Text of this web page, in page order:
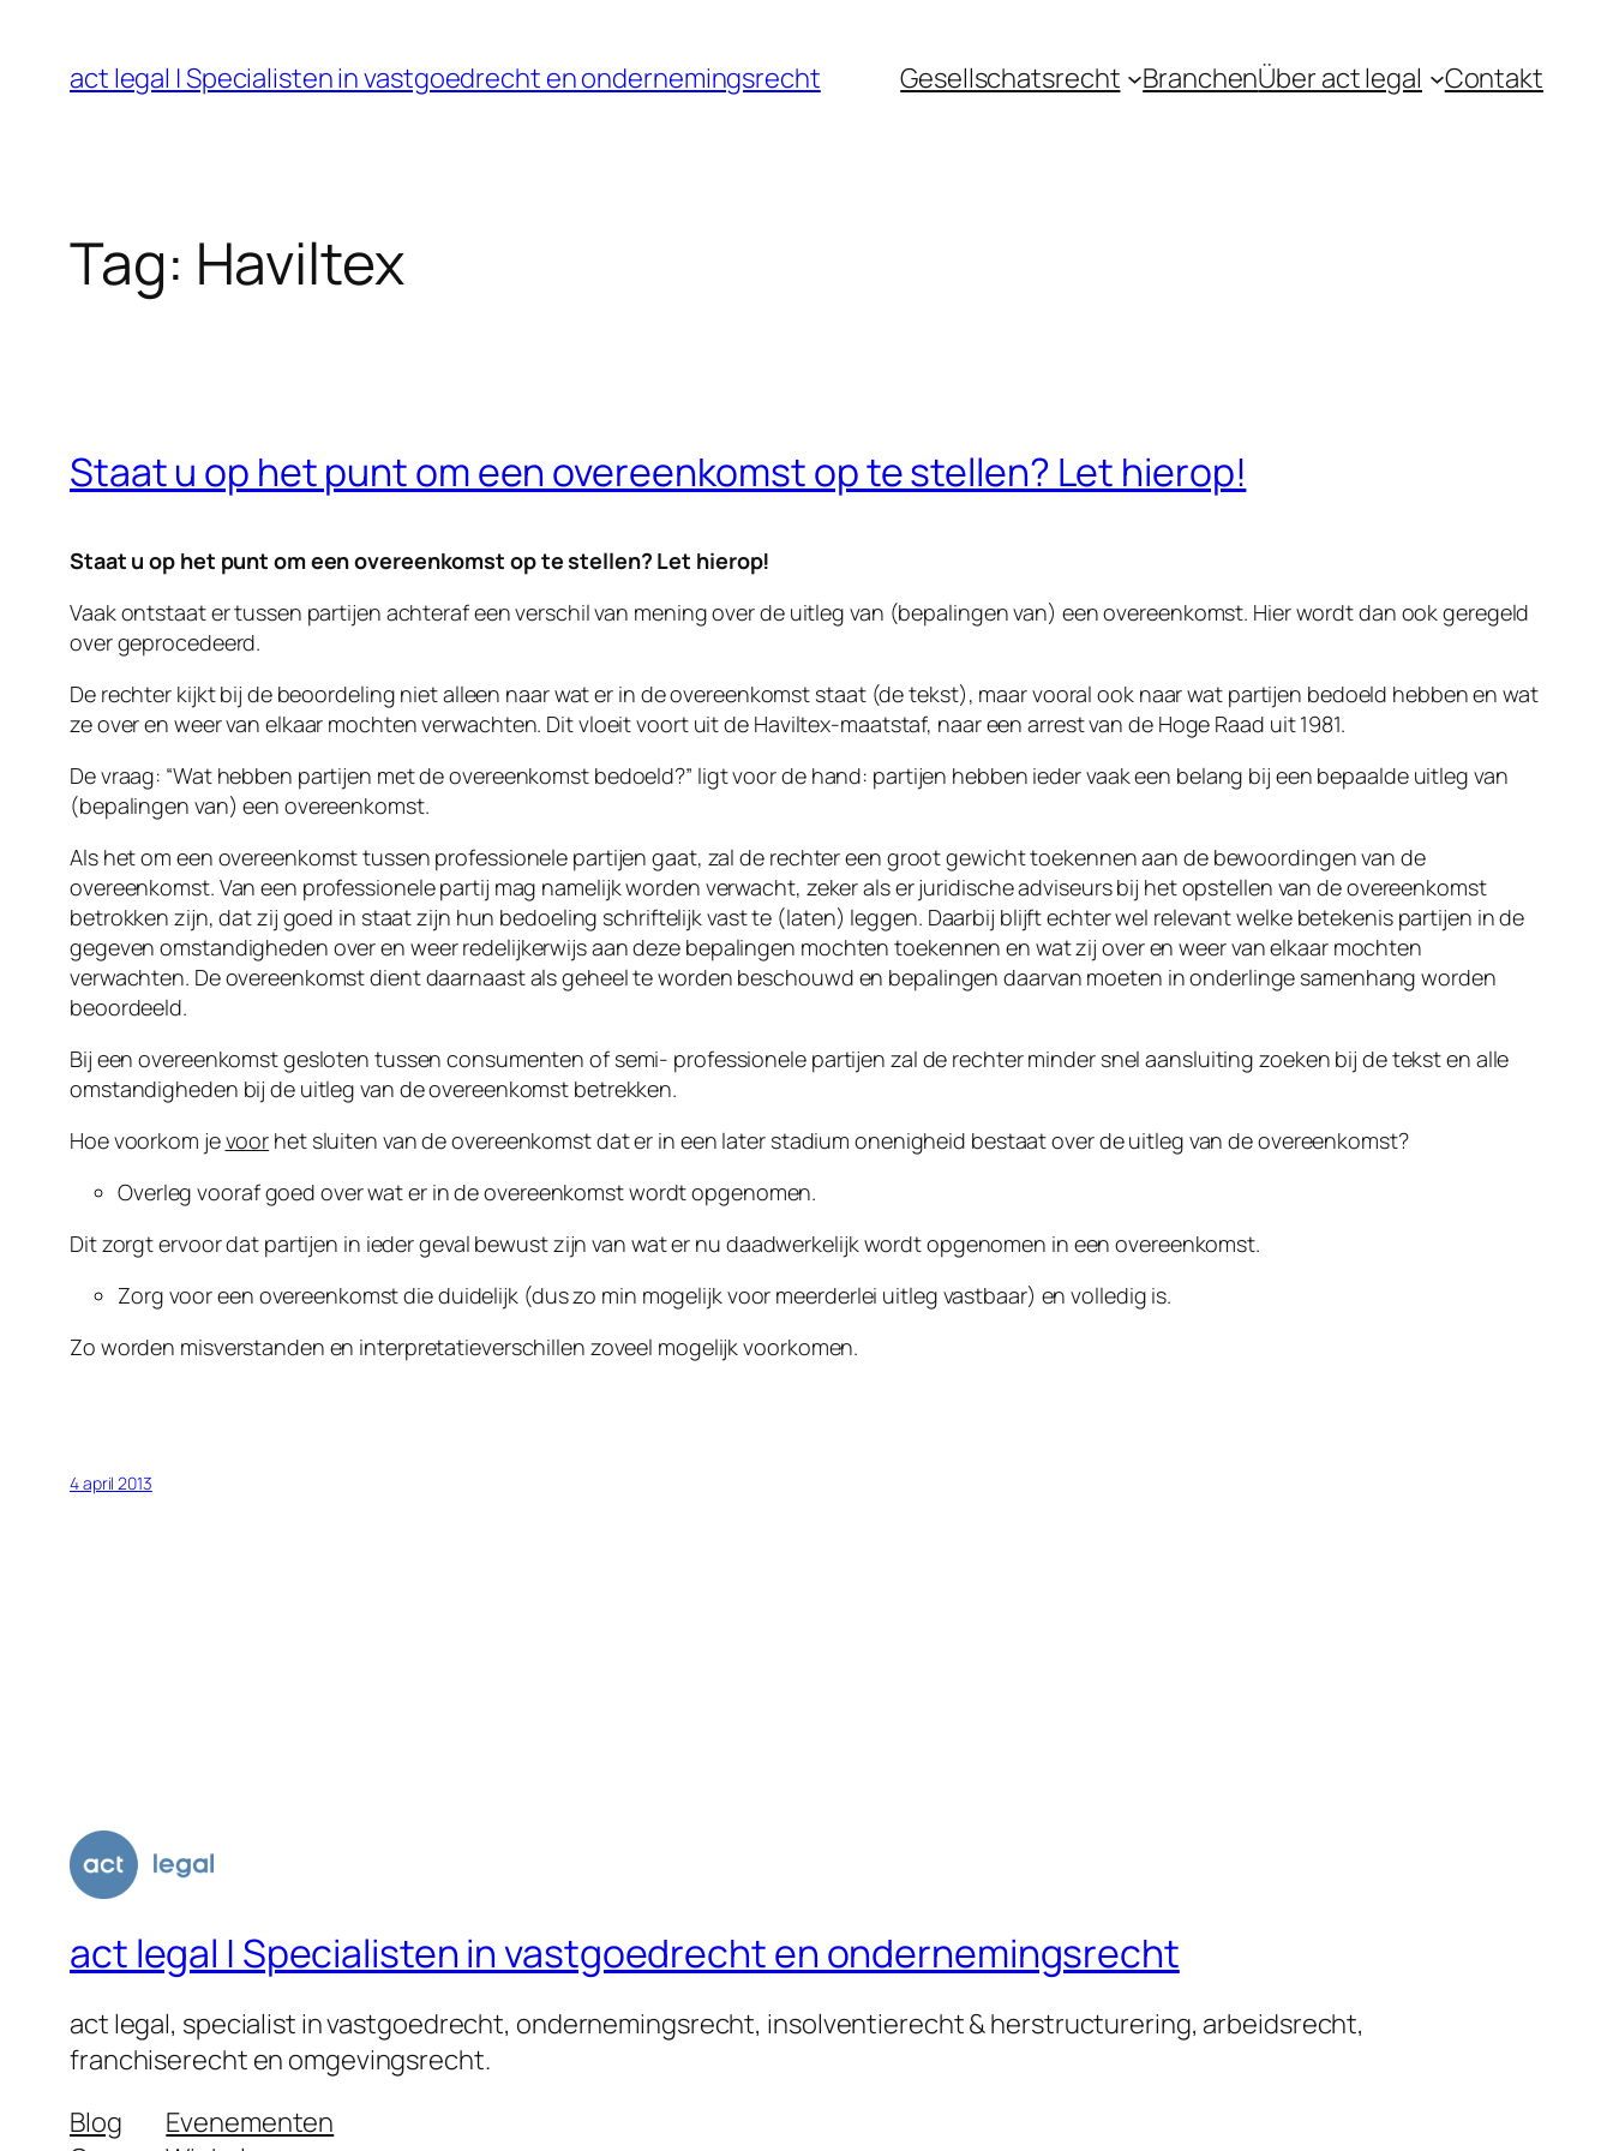
act legal | Specialisten in vastgoedrecht en ondernemingsrecht Gesellschatsrecht BranchenÜber act legal Contakt
Tag: Haviltex
Staat u op het punt om een overeenkomst op te stellen? Let hierop!
Staat u op het punt om een overeenkomst op te stellen? Let hierop!
Vaak ontstaat er tussen partijen achteraf een verschil van mening over de uitleg van (bepalingen van) een overeenkomst. Hier wordt dan ook geregeld
over geprocedeerd.
De rechter kijkt bij de beoordeling niet alleen naar wat er in de overeenkomst staat (de tekst), maar vooral ook naar wat partijen bedoeld hebben en wat
ze over en weer van elkaar mochten verwachten. Dit vloeit voort uit de Haviltex-maatstaf, naar een arrest van de Hoge Raad uit 1981.
De vraag: “Wat hebben partijen met de overeenkomst bedoeld?” ligt voor de hand: partijen hebben ieder vaak een belang bij een bepaalde uitleg van
(bepalingen van) een overeenkomst.
Als het om een overeenkomst tussen professionele partijen gaat, zal de rechter een groot gewicht toekennen aan de bewoordingen van de
overeenkomst. Van een professionele partij mag namelijk worden verwacht, zeker als er juridische adviseurs bij het opstellen van de overeenkomst
betrokken zijn, dat zij goed in staat zijn hun bedoeling schriftelijk vast te (laten) leggen. Daarbij blijft echter wel relevant welke betekenis partijen in de
gegeven omstandigheden over en weer redelijkerwijs aan deze bepalingen mochten toekennen en wat zij over en weer van elkaar mochten
verwachten. De overeenkomst dient daarnaast als geheel te worden beschouwd en bepalingen daarvan moeten in onderlinge samenhang worden
beoordeeld.
Bij een overeenkomst gesloten tussen consumenten of semi- professionele partijen zal de rechter minder snel aansluiting zoeken bij de tekst en alle
omstandigheden bij de uitleg van de overeenkomst betrekken.
Hoe voorkom jevoor het sluiten van de overeenkomst dat er in een later stadium onenigheid bestaat over de uitleg van de overeenkomst?
Overleg vooraf goed over wat er in de overeenkomst wordt opgenomen.
Dit zorgt ervoor dat partijen in ieder geval bewust zijn van wat er nu daadwerkelijk wordt opgenomen in een overeenkomst.
Zorg voor een overeenkomst die duidelijk (dus zo min mogelijk voor meerderlei uitleg vastbaar) en volledig is.
Zo worden misverstanden en interpretatieverschillen zoveel mogelijk voorkomen.
4 april 2013
act legal | Specialisten in vastgoedrecht en ondernemingsrecht
act legal, specialist in vastgoedrecht, ondernemingsrecht, insolventierecht & herstructurering, arbeidsrecht,
franchiserecht en omgevingsrecht.
Blog
Evenementen